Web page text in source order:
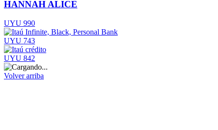
HANNAH ALICE
UYU 990
UYU 743
UYU 842
Volver arriba